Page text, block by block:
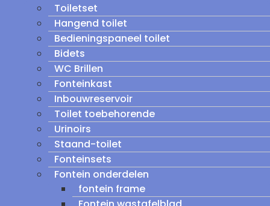
Toiletset
Hangend toilet
Bedieningspaneel toilet
Bidets
WC Brillen
Fonteinkast
Inbouwreservoir
Toilet toebehorende
Urinoirs
Staand-toilet
Fonteinsets
Fontein onderdelen
fontein frame